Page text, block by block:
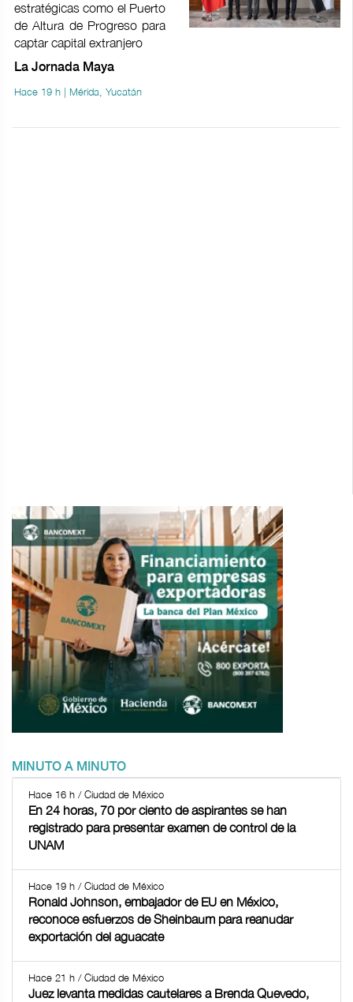
estratégicas como el Puerto
de Altura de Progreso para
captar capital extranjero
La Jornada Maya
Hace 19 h | Mérida, Yucatán
MINUTO A MINUTO
Hace 16 h / Ciudad de México
En 24 horas, 70 por ciento de aspirantes se han
registrado para presentar examen de control de la
UNAM
Hace 19 h / Ciudad de México
Ronald Johnson, embajador de EU en México,
reconoce esfuerzos de Sheinbaum para reanudar
exportación del aguacate
Hace 21 h / Ciudad de México
Juez levanta medidas cautelares a Brenda Quevedo,